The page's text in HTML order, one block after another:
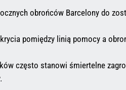
obrońców Barcelony do
pomiędzy linią pomocy a
często stanowi śmiertelne